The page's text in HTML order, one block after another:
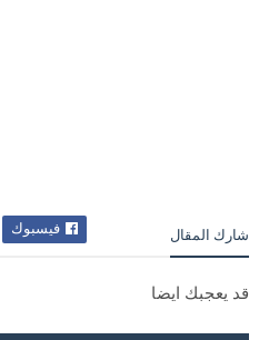
شارك المقال فيسبوك
قد يعجبك ايضا